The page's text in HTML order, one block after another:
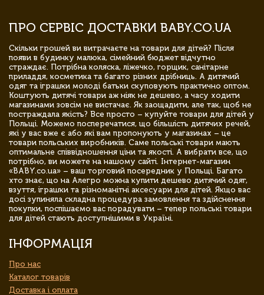
ПРО СЕРВІС ДОСТАВКИ BABY.CO.UA
Скільки грошей ви витрачаєте на товари для дітей? Після
появи в будинку малюка, сімейний бюджет відчутно
страждає. Потрібна коляска, ліжечко, горщик, санітарне
приладдя, косметика та багато різних дрібниць. А дитячий
одяг та іграшки молоді батьки скуповують практично оптом.
Коштують дитячі товари аж ніяк не дешево, а часу ходити
магазинами зовсім не вистачає. Як заощадити, але так, щоб не
постраждала якість? Все просто – купуйте товари для дітей у
Польщі. Можемо посперечатися, що більшість дитячих речей,
які у вас вже є або які вам пропонують у магазинах – це
товари польських виробників. Саме польські товари мають
оптимальне співвідношення ціни та якості. А вибрати все, що
потрібно, ви можете на нашому сайті. Інтернет-магазин
«BABY.co.ua» – ваш торговий посередник у Польщі. Багато
хто знає, що на Алегро можна купити дешево дитячий одяг,
взуття, іграшки та різноманітні аксесуари для дітей. Якщо вас
досі зупиняла складна процедура замовлення та здійснення
покупки, поспішаємо вас порадувати – тепер польські товари
для дітей стають доступнішими в Україні.
ІНФОРМАЦІЯ
Про нас
Каталог товарів
Доставка і оплата